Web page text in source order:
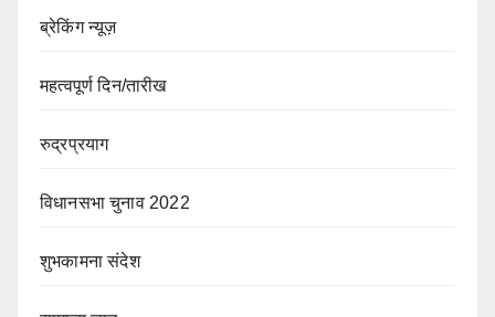
ब्रेकिंग न्यूज़
महत्वपूर्ण दिन/तारीख
रुद्रप्रयाग
विधानसभा चुनाव 2022
शुभकामना संदेश